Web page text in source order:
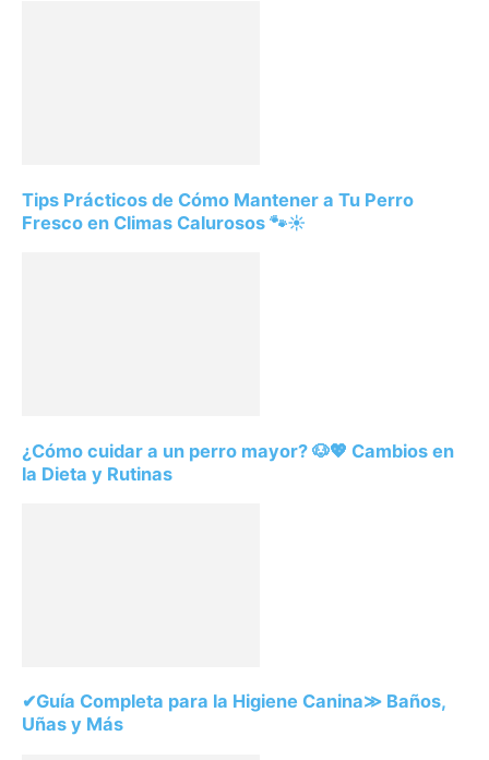
Tips Prácticos de Cómo Mantener a Tu Perro
Fresco en Climas Calurosos 🐾☀️
¿Cómo cuidar a un perro mayor? 🐶💖 Cambios en
la Dieta y Rutinas
✔Guía Completa para la Higiene Canina≫ Baños,
Uñas y Más